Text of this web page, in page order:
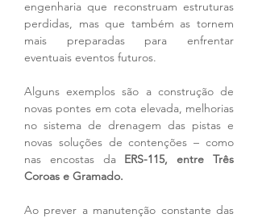
engenharia que reconstruam estruturas
perdidas, mas que também as tornem
mais preparadas para enfrentar
eventuais eventos futuros.
Alguns exemplos são a construção de
novas pontes em cota elevada, melhorias
no sistema de drenagem das pistas e
novas soluções de contenções – como
nas encostas da ERS-115, entre Três
Coroas e Gramado.
Ao prever a manutenção constante das